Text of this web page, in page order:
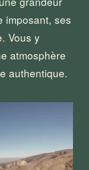
imposant, ses
Vous y
atmosphère
authentique.